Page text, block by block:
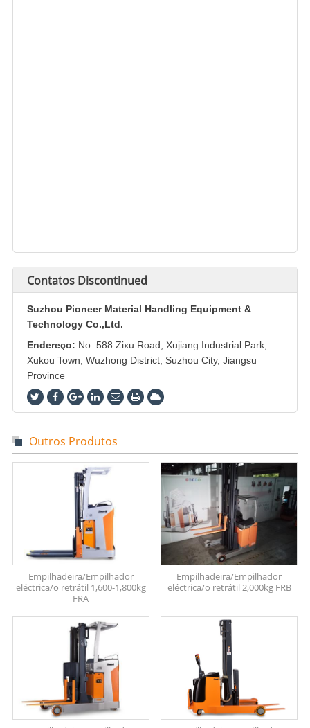
Contatos Discontinued
Suzhou Pioneer Material Handling Equipment &
Technology Co.,Ltd.
Endereço: No. 588 Zixu Road, Xujiang Industrial Park,
Xukou Town, Wuzhong District, Suzhou City, Jiangsu
Province
Outros Produtos
Empilhadeira/Empilhador
eléctrica/o retrátil 1,600-1,800kg
FRA
Empilhadeira/Empilhador
eléctrica/o retrátil 2,000kg FRB